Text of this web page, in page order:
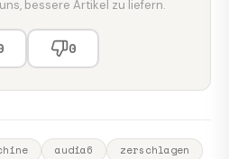
bessere Artikel zu liefern.
0
audia6 zerschlagen